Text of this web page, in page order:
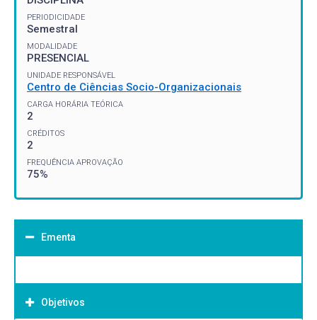
PERIODICIDADE
Semestral
MODALIDADE
PRESENCIAL
UNIDADE RESPONSÁVEL
Centro de Ciências Socio-Organizacionais
CARGA HORÁRIA TEÓRICA
2
CRÉDITOS
2
FREQUÊNCIA APROVAÇÃO
75%
Ementa
Objetivos